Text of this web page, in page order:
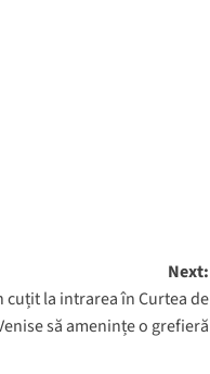
Next:
cuțit la intrarea în Curtea de
să amenințe o grefieră